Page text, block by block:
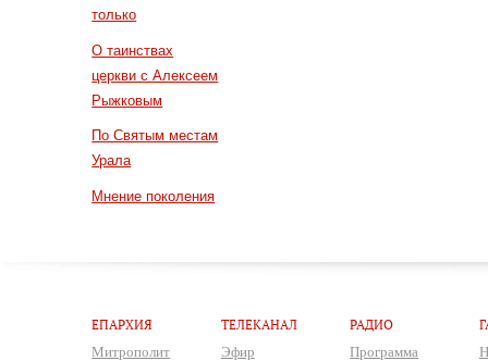
только
О таинствах
церкви с Алексеем
Рыжковым
По Святым местам
Урала
Мнение поколения
ЕПАРХИЯ
Митрополит
ТЕЛЕКАНАЛ
Эфир
РАДИО
Программа